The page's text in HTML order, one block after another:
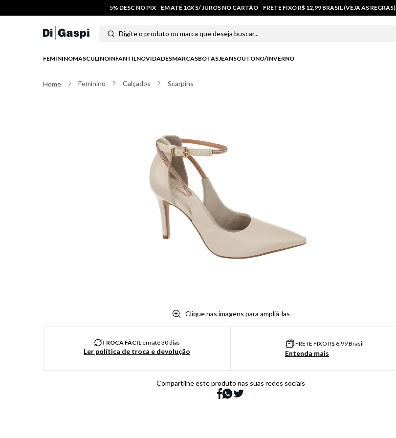
5% DESC NO PIX EM ATÉ 10X S/ JUROS NO CARTÃO FRETE FIXO R$ 12,99 BRASIL (VEJA AS REGRAS)
Digite o produto ou marca que deseja buscar...
FEMININOMASCULINOINFANTILNOVIDADESMARCASBOTASJEANSOUTONO/INVERNO
Feminino Calçados Scarpins
Clique nas imagens para ampliá-las
TROCA FÀCILem até 30 dias
Ler política de troca e devolução
FRETE FIXO R$ 6,99 Brasil
Entenda mais
Compartilhe este produto nas suas redes sociais
tênis masculino